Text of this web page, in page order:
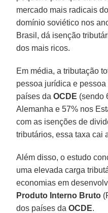
mercado mais radicais
domínio soviético nos
Brasil, dá isenção
dos mais ricos.
Em média, a tributação
pessoa jurídica e
países daOCDE (sendo
Alemanha e 57% nos
com as isenções de
tributários, essa taxa cai
Além disso, o estudo
uma elevada carga
economias em
Produto Interno Bruto
dos países daOCDE.